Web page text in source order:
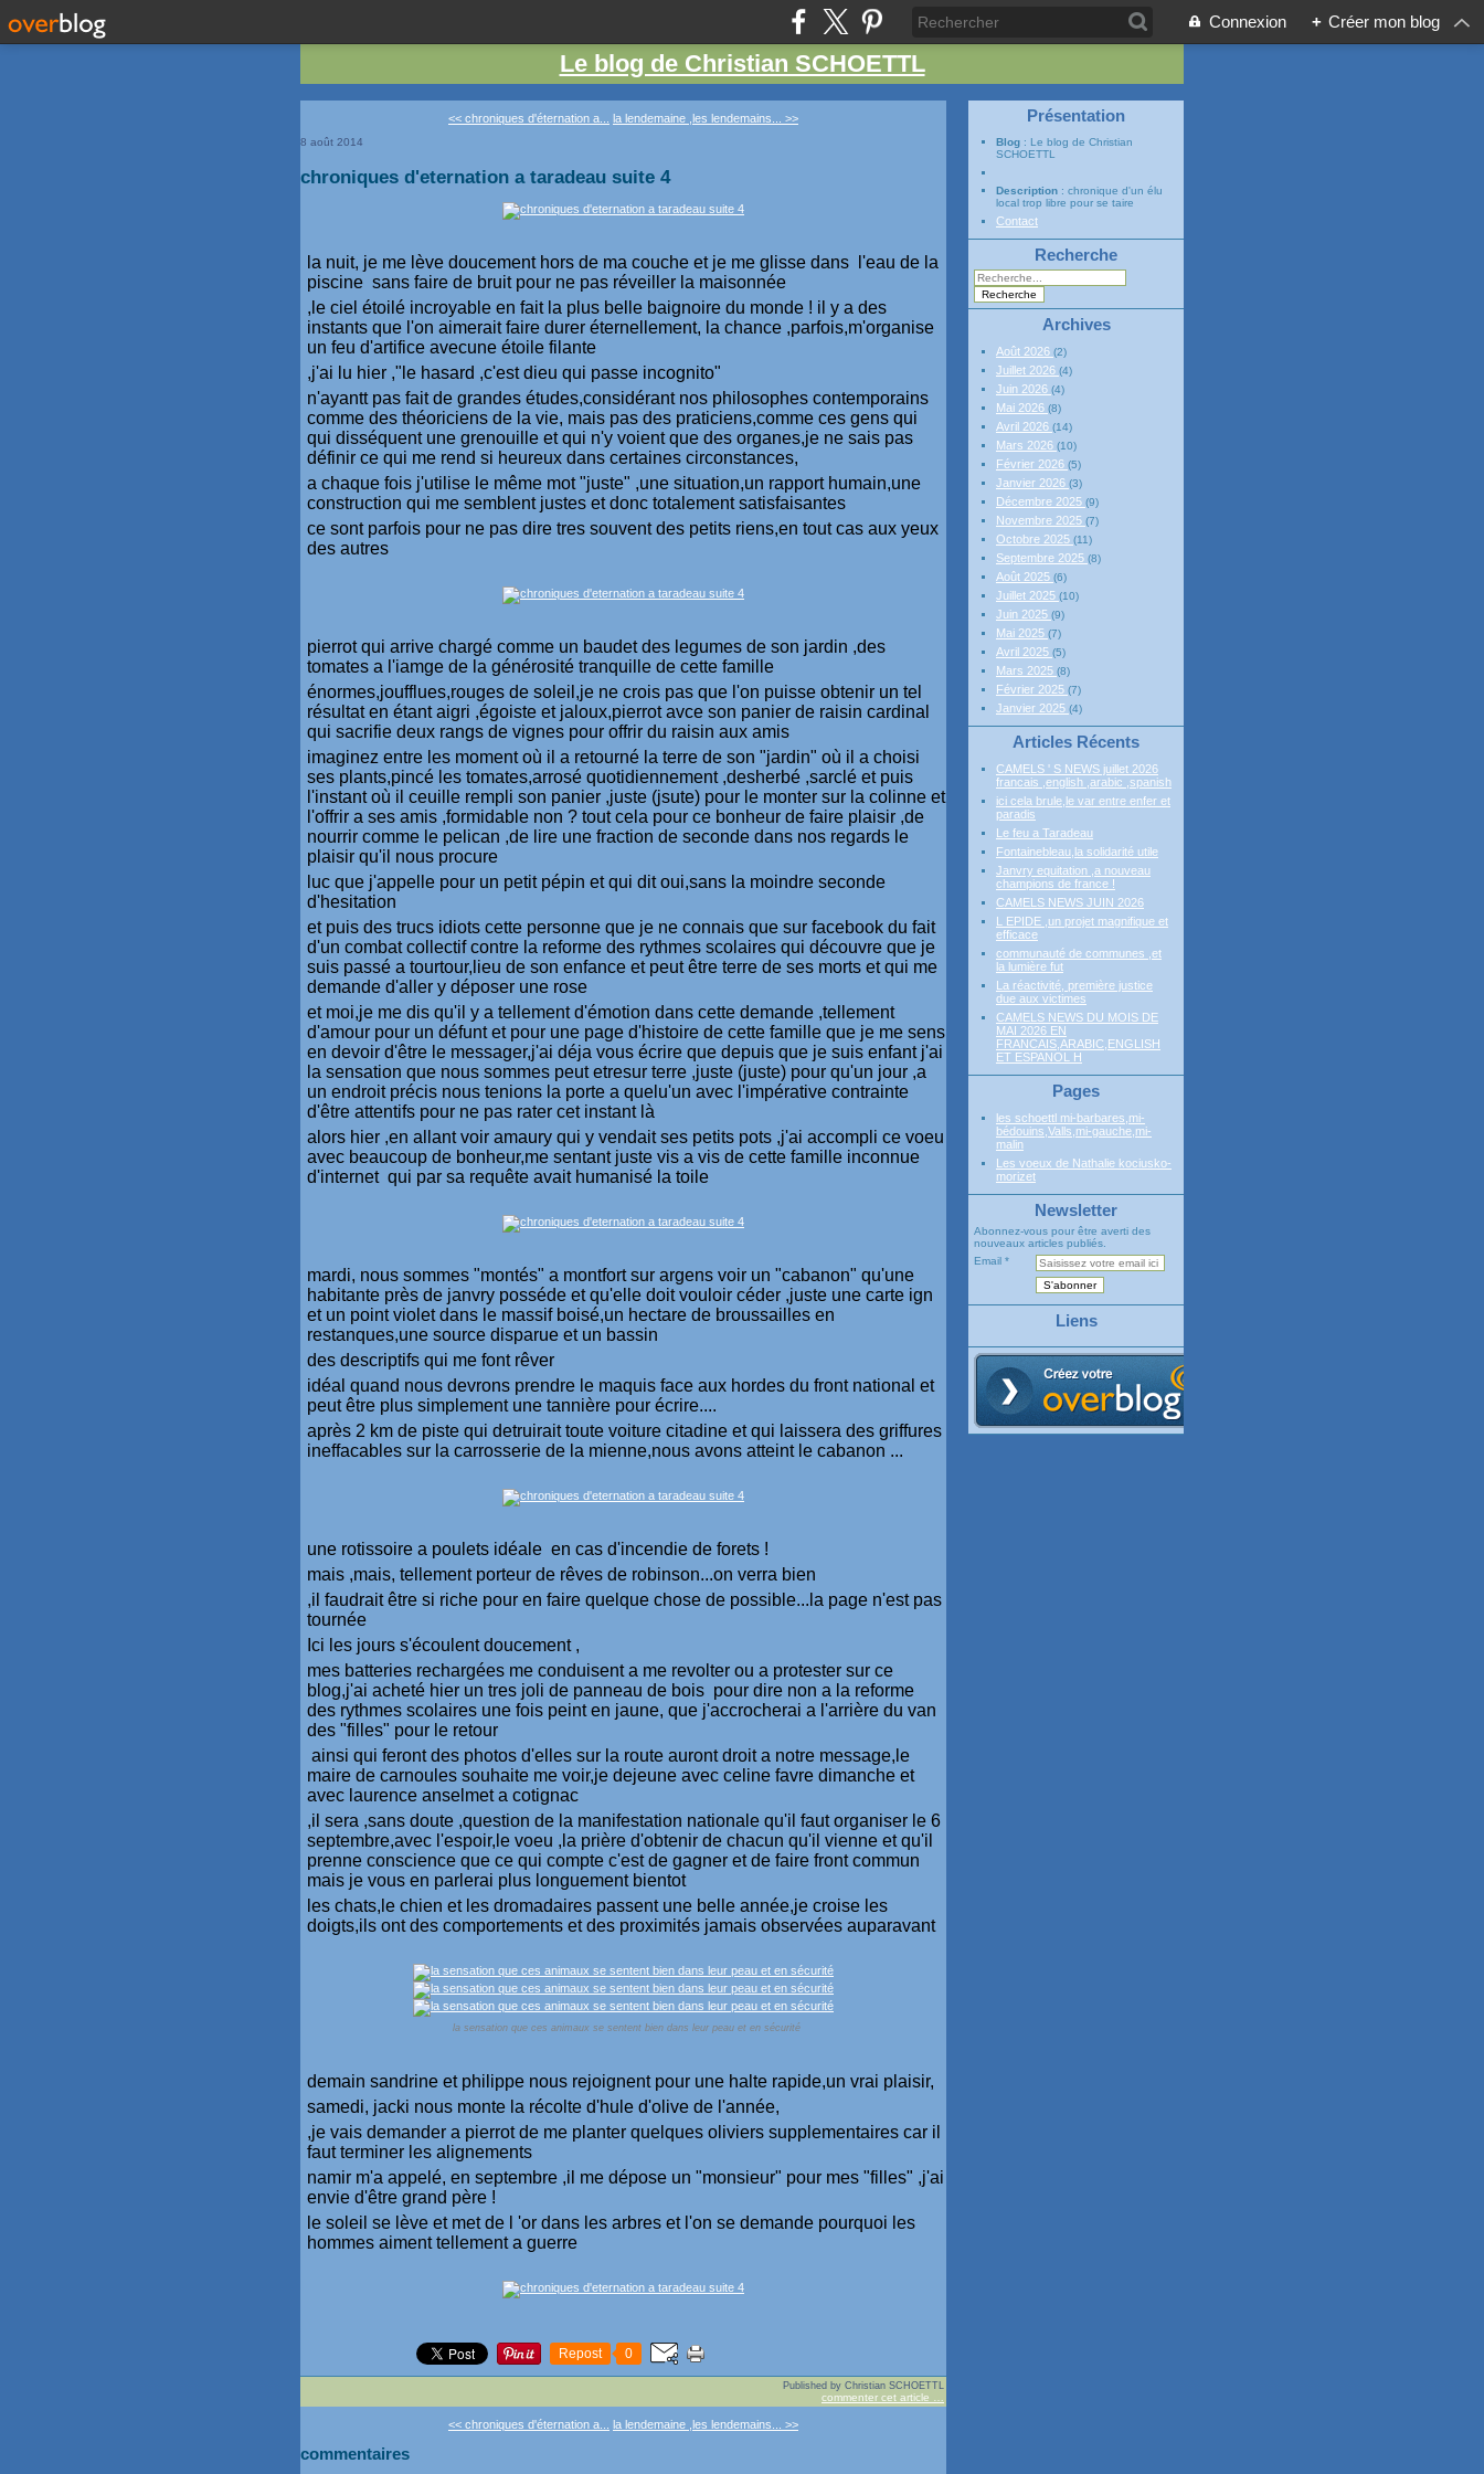
Connexion + Créer mon blog
Le blog de Christian SCHOETTL
<< chroniques d'éternation a... la lendemaine ,les lendemains... >>
8 août 2014
chroniques d'eternation a taradeau suite 4
la nuit, je me lève doucement hors de ma couche et je me glisse dans l'eau de la
piscine sans faire de bruit pour ne pas réveiller la maisonnée
,le ciel étoilé incroyable en fait la plus belle baignoire du monde ! il y a des
instants que l'on aimerait faire durer éternellement, la chance ,parfois,m'organise
un feu d'artifice avecune étoile filante
,j'ai lu hier ,"le hasard ,c'est dieu qui passe incognito"
n'ayantt pas fait de grandes études,considérant nos philosophes contemporains
comme des théoriciens de la vie, mais pas des praticiens,comme ces gens qui
qui disséquent une grenouille et qui n'y voient que des organes,je ne sais pas
définir ce qui me rend si heureux dans certaines circonstances,
a chaque fois j'utilise le même mot "juste" ,une situation,un rapport humain,une
construction qui me semblent justes et donc totalement satisfaisantes
ce sont parfois pour ne pas dire tres souvent des petits riens,en tout cas aux yeux
des autres
pierrot qui arrive chargé comme un baudet des legumes de son jardin ,des
tomates a l'iamge de la générosité tranquille de cette famille
énormes,joufflues,rouges de soleil,je ne crois pas que l'on puisse obtenir un tel
résultat en étant aigri ,égoiste et jaloux,pierrot avce son panier de raisin cardinal
qui sacrifie deux rangs de vignes pour offrir du raisin aux amis
imaginez entre les moment où il a retourné la terre de son "jardin" où il a choisi
ses plants,pincé les tomates,arrosé quotidiennement ,desherbé ,sarclé et puis
l'instant où il ceuille rempli son panier ,juste (jsute) pour le monter sur la colinne et
l'offrir a ses amis ,formidable non ? tout cela pour ce bonheur de faire plaisir ,de
nourrir comme le pelican ,de lire une fraction de seconde dans nos regards le
plaisir qu'il nous procure
luc que j'appelle pour un petit pépin et qui dit oui,sans la moindre seconde
d'hesitation
et puis des trucs idiots cette personne que je ne connais que sur facebook du fait
d'un combat collectif contre la reforme des rythmes scolaires qui découvre que je
suis passé a tourtour,lieu de son enfance et peut être terre de ses morts et qui me
demande d'aller y déposer une rose
et moi,je me dis qu'il y a tellement d'émotion dans cette demande ,tellement
d'amour pour un défunt et pour une page d'histoire de cette famille que je me sens
en devoir d'être le messager,j'ai déja vous écrire que depuis que je suis enfant j'ai
la sensation que nous sommes peut etresur terre ,juste (juste) pour qu'un jour ,a
un endroit précis nous tenions la porte a quelu'un avec l'impérative contrainte
d'être attentifs pour ne pas rater cet instant là
alors hier ,en allant voir amaury qui y vendait ses petits pots ,j'ai accompli ce voeu
avec beaucoup de bonheur,me sentant juste vis a vis de cette famille inconnue
d'internet qui par sa requête avait humanisé la toile
mardi, nous sommes "montés" a montfort sur argens voir un "cabanon" qu'une
habitante près de janvry posséde et qu'elle doit vouloir céder ,juste une carte ign
et un point violet dans le massif boisé,un hectare de broussailles en
restanques,une source disparue et un bassin
des descriptifs qui me font rêver
idéal quand nous devrons prendre le maquis face aux hordes du front national et
peut être plus simplement une tannière pour écrire....
après 2 km de piste qui detruirait toute voiture citadine et qui laissera des griffures
ineffacables sur la carrosserie de la mienne,nous avons atteint le cabanon ...
une rotissoire a poulets idéale en cas d'incendie de forets !
mais ,mais, tellement porteur de rêves de robinson...on verra bien
,il faudrait être si riche pour en faire quelque chose de possible...la page n'est pas
tournée
Ici les jours s'écoulent doucement ,
mes batteries rechargées me conduisent a me revolter ou a protester sur ce
blog,j'ai acheté hier un tres joli de panneau de bois pour dire non a la reforme
des rythmes scolaires une fois peint en jaune, que j'accrocherai a l'arrière du van
des "filles" pour le retour
ainsi qui feront des photos d'elles sur la route auront droit a notre message,le
maire de carnoules souhaite me voir,je dejeune avec celine favre dimanche et
avec laurence anselmet a cotignac
,il sera ,sans doute ,question de la manifestation nationale qu'il faut organiser le 6
septembre,avec l'espoir,le voeu ,la prière d'obtenir de chacun qu'il vienne et qu'il
prenne conscience que ce qui compte c'est de gagner et de faire front commun
mais je vous en parlerai plus longuement bientot
les chats,le chien et les dromadaires passent une belle année,je croise les
doigts,ils ont des comportements et des proximités jamais observées auparavant
la sensation que ces animaux se sentent bien dans leur peau et en sécurité
demain sandrine et philippe nous rejoignent pour une halte rapide,un vrai plaisir,
samedi, jacki nous monte la récolte d'hule d'olive de l'année,
,je vais demander a pierrot de me planter quelques oliviers supplementaires car il
faut terminer les alignements
namir m'a appelé, en septembre ,il me dépose un "monsieur" pour mes "filles" ,j'ai
envie d'être grand père !
le soleil se lève et met de l 'or dans les arbres et l'on se demande pourquoi les
hommes aiment tellement a guerre
Repost 0
Published by Christian SCHOETTL
commenter cet article
<< chroniques d'éternation a... la lendemaine ,les lendemains... >>
commentaires
Présentation
Blog : Le blog de Christian
SCHOETTL
Description : chronique d'un élu
local trop libre pour se taire
Contact
Recherche
Archives
Août 2026 (2)
Juillet 2026 (4)
Juin 2026 (4)
Mai 2026 (8)
Avril 2026 (14)
Mars 2026 (10)
Février 2026 (5)
Janvier 2026 (3)
Décembre 2025 (9)
Novembre 2025 (7)
Octobre 2025 (11)
Septembre 2025 (8)
Août 2025 (6)
Juillet 2025 (10)
Juin 2025 (9)
Mai 2025 (7)
Avril 2025 (5)
Mars 2025 (8)
Février 2025 (7)
Janvier 2025 (4)
Articles Récents
CAMELS ' S NEWS juillet 2026
francais ,english ,arabic ,spanish
ici cela brule,le var entre enfer et
paradis
Le feu a Taradeau
Fontainebleau,la solidarité utile
Janvry equitation ,a nouveau
champions de france !
CAMELS NEWS JUIN 2026
L EPIDE ,un projet magnifique et
efficace
communauté de communes ,et
la lumière fut
La réactivité, première justice
due aux victimes
CAMELS NEWS DU MOIS DE
MAI 2026 EN
FRANCAIS,ARABIC,ENGLISH
ET ESPANOL H
Pages
les schoettl mi-barbares,mi-
bédouins,Valls,mi-gauche,mi-
malin
Les voeux de Nathalie kociusko-
morizet
Newsletter
Abonnez-vous pour être averti des
nouveaux articles publiés.
Email
Liens